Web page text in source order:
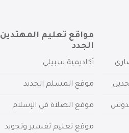
مواقع تعليم المهتدين
الجدد
أكاديمية سبيلي
موقع المسلم الجديد
موقع الصلاة في الإسلام
موقع تعليم تفسير وتجويد